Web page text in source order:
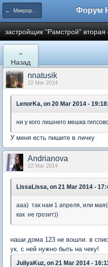
← Микрорайон Солнечный (ул. Лучистая 1, 2, 3)
застройщик "Рамстрой" вторая
«
Назад
nnatusik
22 Mar 2014
LenorKa, on 20 Mar 2014 - 19:18:
ни у кого лишнего мешка
У меня есть пишите в личку
Andrianova
22 Mar 2014
LissaLissa, on 21 Mar 2014 -
ааа) так нам 1 апреля, или
как не грозит))
наши дома 123 не вошли. в
ук, с ней нужно быть на чеку!
JuliyaKuz, on 21 Mar 2014 -